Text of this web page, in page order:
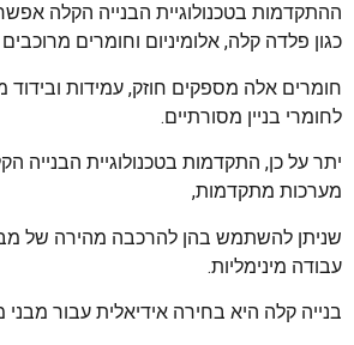
ההתקדמות בטכנולוגיית הבנייה הקלה
כגון פלדה קלה, אלומיניום וחומרים
חומרים אלה מספקים חוזק, עמידות ובידוד
לחומרי בניין מסורתיים.
יתר על כן, התקדמות בטכנולוגיית הבנייה
מערכות מתקדמות,
שניתן להשתמש בהן להרכבה מהירה של
עבודה מינימליות.
בנייה קלה היא בחירה אידיאלית עבור מבני